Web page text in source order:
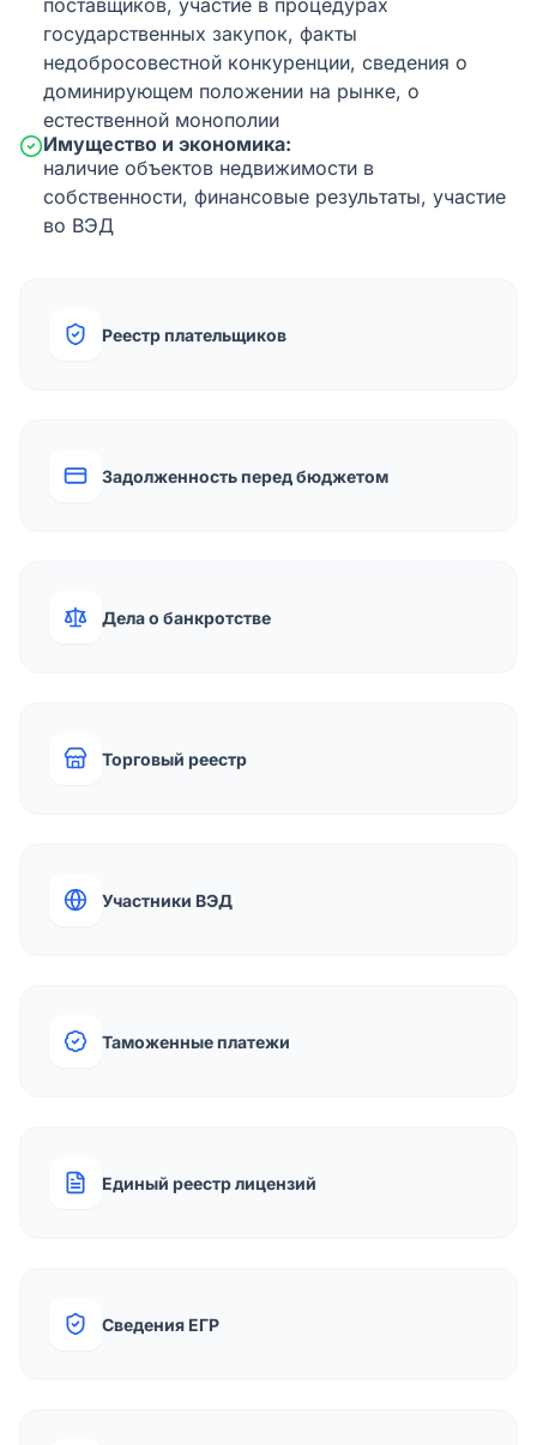
поставщиков, участие в процедурах
государственных закупок, факты
недобросовестной конкуренции, сведения о
доминирующем положении на рынке, о
естественной монополии
Имущество и экономика:
наличие объектов недвижимости в
собственности, финансовые результаты, участие
во ВЭД
Реестр плательщиков
Задолженность перед бюджетом
Дела о банкротстве
Торговый реестр
Участники ВЭД
Таможенные платежи
Единый реестр лицензий
Сведения ЕГР